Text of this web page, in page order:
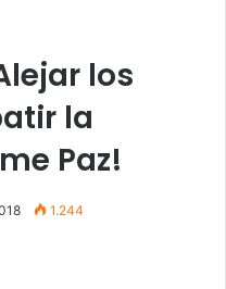
los
la
Paz!
1.244